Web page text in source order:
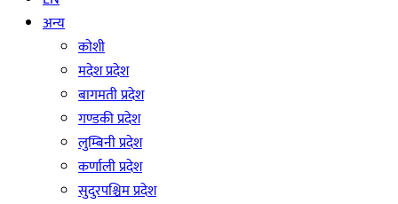
अन्य
काेशी
मदेश प्रदेश
बागमती प्रदेश
गण्डकी प्रदेश
लुम्बिनी प्रदेश
कर्णाली प्रदेश
सुदुरपश्चिम प्रदेश